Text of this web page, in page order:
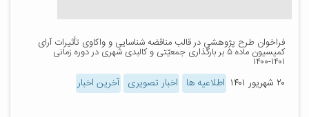
فراخوان طرح پژوهشی در قالب مناقضه شناسایی و واکاوی تأثیرات آرای
کمیسیون ماده ۵ بر بارگذاری جمعیّتی و کالبدی شهری در دوره زمانی
۱۴۰۱-۱۴۰۰
۲۰ شهریور ۱۴۰۱ اطلاعیه ها اخبار تصویری آخرین اخبار